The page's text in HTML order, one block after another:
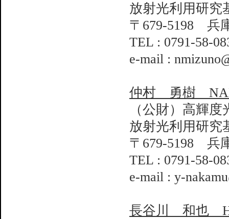
放射光利用研
〒679-5198 兵
TEL : 0791-58-
e-mail :
仲村 勇樹
（公財）高輝
放射光利用研
〒679-5198 兵
TEL : 0791-58-
e-mail : y-
長谷川 和也